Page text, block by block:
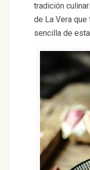
tradición
de La Vera que
sencilla de